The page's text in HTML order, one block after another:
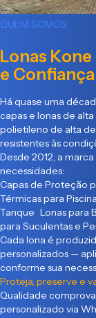
QUEM SOMOS
Lonas
e
Há quase uma
capas e lonas de
polietileno de alta
resistentes às
Desde 2012, a
necessidades:
Capas de Proteção
Térmicas para
Tanque Lonas para
para Suculentas e
Cada lona é
personalizados —
conforme sua
Proteja, preserve e
Qualidade
personalizado via